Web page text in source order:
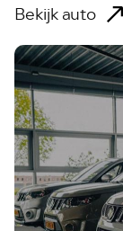
Bekijk auto